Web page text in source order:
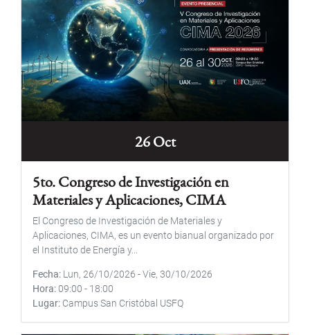
26 Oct
5to. Congreso de Investigación en
Materiales y Aplicaciones, CIMA
El Congreso de Investigación de Materiales y
Aplicaciones, CIMA, es un evento bianual organizado por
el Instituto de Energía y...
Fecha Lun, 26/10/2026 -Vie, 30/10/2026
Hora 09:00 - 18:00
Lugar Campus San Cristóbal USFQ